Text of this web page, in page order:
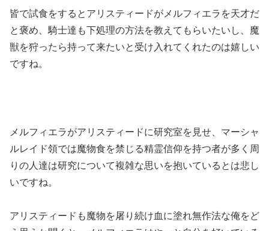
皆で試食をするとアリスティードがメルフィエラを天才だ
と褒め、騎士達も下処理の方法を教えてもらいたいし、魔
獣を狩ったら持って来たいと受け入れてくれたのは嬉しい
ですね。
メルフィエラがアリスティードに研究室を見せ、マーシャ
ルレイド領では魔物食を禁じる精霊信仰を持つ者が多く周
りの人達は研究について複雑な思いを抱いているとは悲し
いですね。
アリスティードも魔物を屠り続け血に塗れ無作法な俺をど